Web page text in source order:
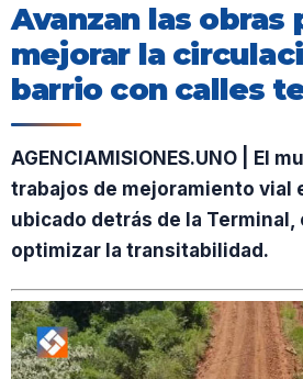
Avanzan las obras
mejorar la
barrio con calles
AGENCIAMISIONES.UNO | El
trabajos de mejoramiento vial
ubicado detrás de la
optimizar la transitabilidad.